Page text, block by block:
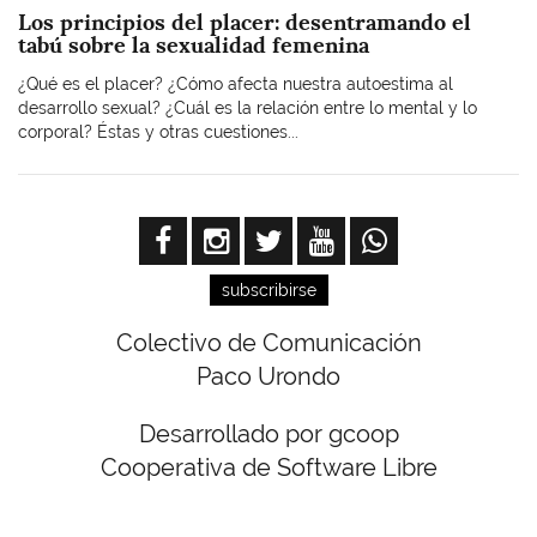
Los principios del placer: desentramando el
tabú sobre la sexualidad femenina
¿Qué es el placer? ¿Cómo afecta nuestra autoestima al
desarrollo sexual? ¿Cuál es la relación entre lo mental y lo
corporal? Éstas y otras cuestiones...
subscribirse
Colectivo de Comunicación
Paco Urondo
Desarrollado por gcoop
Cooperativa de Software Libre